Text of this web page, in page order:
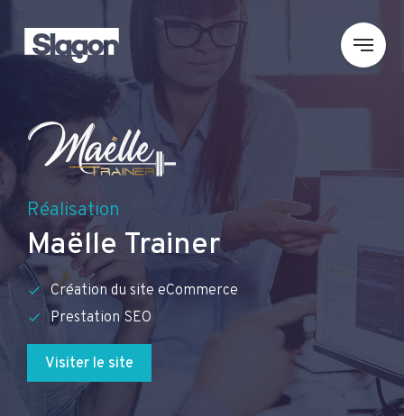
Réalisation
Maëlle Trainer
Création du site eCommerce
Prestation SEO
Visiter le site